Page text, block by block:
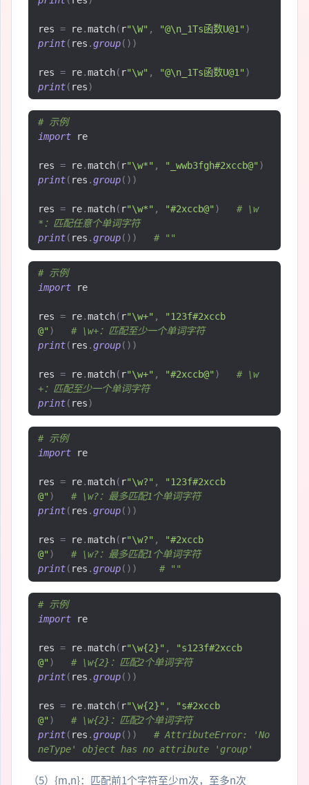
res = re.match( r"\W" , "@\n_1Ts函数U@1" )
print( res .group())
res = re.match( r"\w" , "@\n_1Ts函数U@1" )
print( res)
# 示例
import re
res = re.match( r"\w*" , "_wwb3fgh#2xccb@" )
print( res .group())
res = re.match( r"\w*" , "#2xccb@" )
# \w
*：匹配任意个单词字符
print( res .group()) # ""
# 示例
import re
res = re.match( r"\w+" ,
"123f#2xccb
@" )
# \w+：匹配至少一个单词字符
print( res .group())
res = re.match( r"\w+" , "#2xccb@" )
# \w
+：匹配至少一个单词字符
print( res)
# 示例
import re
res = re.match( r"\w?" ,
"123f#2xccb
@" )
# \w?：最多匹配1个单词字符
print( res .group())
res = re.match( r"\w?" ,
"#2xccb
@" )
# \w?：最多匹配1个单词字符
print( res .group()) # ""
# 示例
import re
res = re.match( r"\w{2}" ,
"s123f#2xccb
@" )
# \w{2}：匹配2个单词字符
print( res .group())
res = re.match( r"\w{2}" ,
"s#2xccb
@" )
# \w{2}：匹配2个单词字符
print( res .group())
# AttributeError: 'No
neType' object has no attribute 'group'
（5）{m,n}：匹配前1个字符至少m次，至多n次